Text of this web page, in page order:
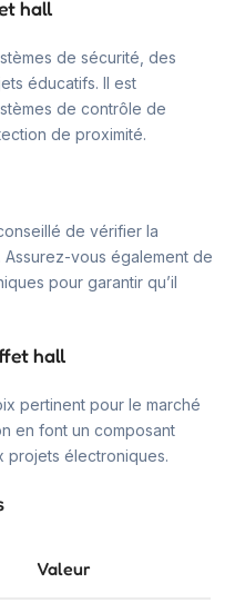
hall
de sécurité, des
éducatifs. Il est
de contrôle de
de proximité.
de vérifier la
vous également de
pour garantir qu’il
hall
pertinent pour le marché
en font un composant
projets électroniques.
Valeur